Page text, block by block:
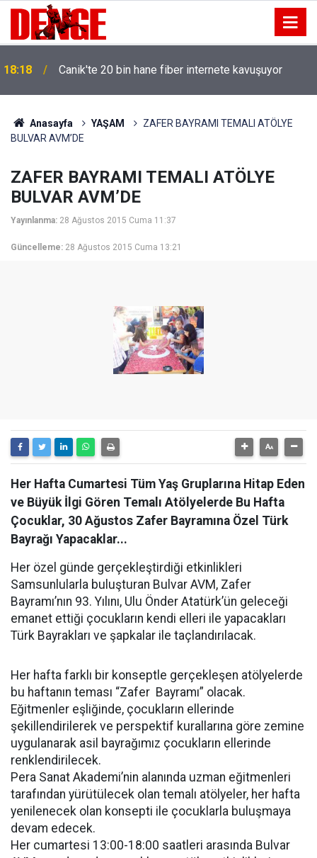
18:18 Canik'te 20 bin hane fiber internete kavuşuyor
Anasayfa YAŞAM
ZAFER BAYRAMI TEMALI ATÖLYE
BULVAR AVM’DE
ZAFER BAYRAMI TEMALI ATÖLYE
BULVAR AVM’DE
Yayınlanma: 28 Ağustos 2015 Cuma 11:37
Güncelleme: 28 Ağustos 2015 Cuma 13:21
Her Hafta Cumartesi Tüm Yaş Gruplarına Hitap Eden
ve Büyük İlgi Gören Temalı Atölyelerde Bu Hafta
Çocuklar, 30 Ağustos Zafer Bayramına Özel Türk
Bayrağı Yapacaklar...
Her özel günde gerçekleştirdiği etkinlikleri
Samsunlularla buluşturan Bulvar AVM, Zafer
Bayramı’nın 93. Yılını, Ulu Önder Atatürk’ün geleceği
emanet ettiği çocukların kendi elleri ile yapacakları
Türk Bayrakları ve şapkalar ile taçlandırılacak.
Her hafta farklı bir konseptle gerçekleşen atölyelerde
bu haftanın teması “Zafer Bayramı” olacak.
Eğitmenler eşliğinde, çocukların ellerinde
şekillendirilerek ve perspektif kurallarına göre zemine
uygulanarak asil bayrağımız çocukların ellerinde
renklendirilecek.
Pera Sanat Akademi’nin alanında uzman eğitmenleri
tarafından yürütülecek olan temalı atölyeler, her hafta
yenilenecek olan konsepti ile çocuklarla buluşmaya
devam edecek.
Her cumartesi 13:00-18:00 saatleri arasında Bulvar